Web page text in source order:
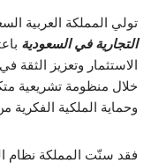
تولي المملكة العربية
التجارية في السعودية
الاستثمار وتعزيز الثقة
خلال منظومة تشريعية
وحماية الملكية الفكرية
فقد سنّت المملكة نظام